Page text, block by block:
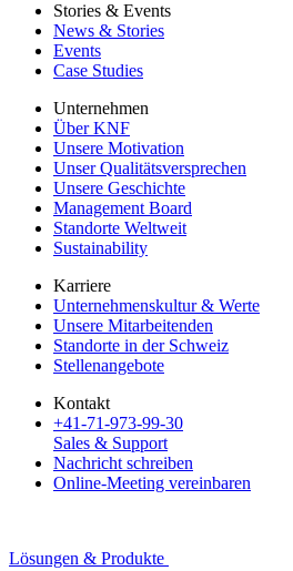
Stories & Events
News & Stories
Events
Case Studies
Unternehmen
Über KNF
Unsere Motivation
Unser Qualitätsversprechen
Unsere Geschichte
Management Board
Standorte Weltweit
Sustainability
Karriere
Unternehmenskultur & Werte
Unsere Mitarbeitenden
Standorte in der Schweiz
Stellenangebote
Kontakt
+41-71-973-99-30
Sales & Support
Nachricht schreiben
Online-Meeting vereinbaren
Lösungen & Produkte